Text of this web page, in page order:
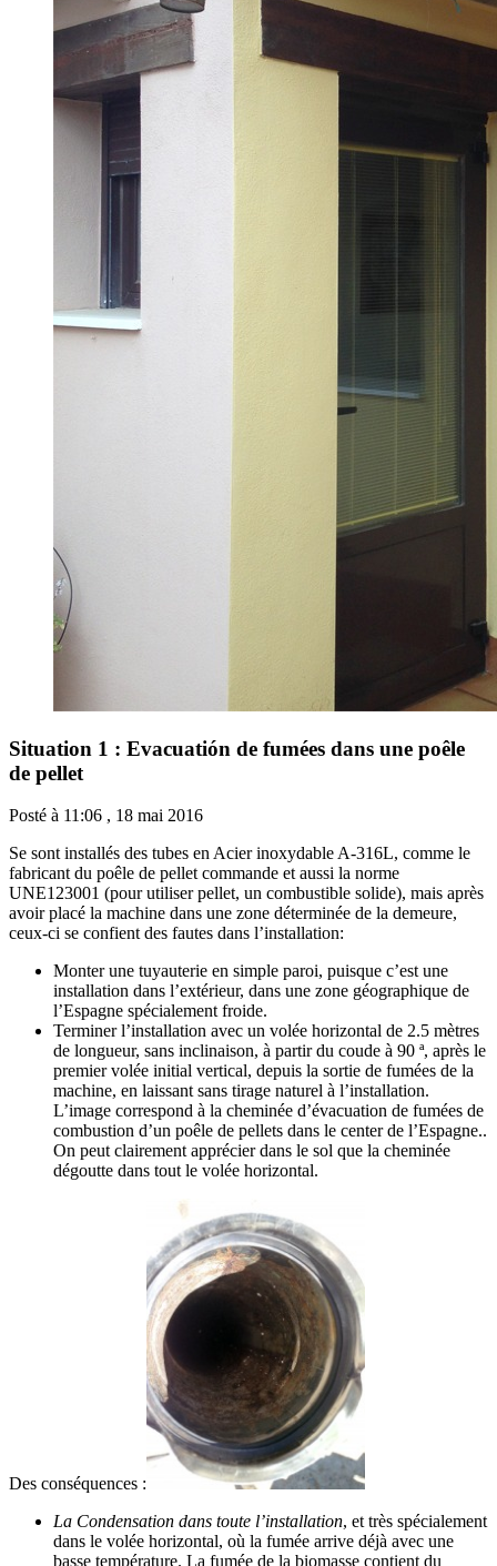
Situation 1 : Evacuatión de fumées dans une poêle
de pellet
Posté à 11:06 , 18 mai 2016
Se sont installés des tubes en Acier inoxydable A-316L, comme le
fabricant du poêle de pellet commande et aussi la norme
UNE123001 (pour utiliser pellet, un combustible solide), mais après
avoir placé la machine dans une zone déterminée de la demeure,
ceux-ci se confient des fautes dans l’installation:
Monter une tuyauterie en simple paroi, puisque c’est une
installation dans l’extérieur, dans une zone géographique de
l’Espagne spécialement froide.
Terminer l’installation avec un volée horizontal de 2.5 mètres
de longueur, sans inclinaison, à partir du coude à 90 ª, après le
premier volée initial vertical, depuis la sortie de fumées de la
machine, en laissant sans tirage naturel à l’installation.
L’image correspond à la cheminée d’évacuation de fumées de
combustion d’un poêle de pellets dans le center de l’Espagne..
On peut clairement apprécier dans le sol que la cheminée
dégoutte dans tout le volée horizontal.
Des conséquences :
La Condensation dans toute l’installation, et très spécialement
dans le volée horizontal, où la fumée arrive déjà avec une
basse température. La fumée de la biomasse contient du